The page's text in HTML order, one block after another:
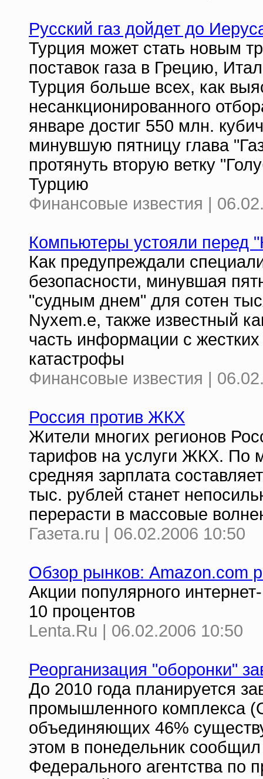
Русский газ дойдет до
Турция может стать новым
поставок газа в Грецию,
Турция больше всех, как
несанкционированного
январе достиг 550 млн.
минувшую пятницу глава
протянуть вторую ветку
Турцию
Финансовые известия |
Компьютеры устояли перед
Как предупреждали
безопасности, минувшая
"cудным днем" для сотен
Nyxem.e, также известный
часть информации с
катастрофы
Финансовые известия |
Россия против ЖКХ
Жители многих регионов
тарифов на услуги ЖКХ. По
средняя зарплата
тыс. рублей станет
перерасти в массовые
Газета.ru | 06.02.2006 10:50
Обзор рынков: Amazon.com
Акции популярного
10 процентов
Lenta.Ru | 06.02.2006 10:50
Реорганизация "оборонки"
До 2010 года планируется
промышленного комплекса
объединяющих 46%
этом в понедельник
Федерального агентства